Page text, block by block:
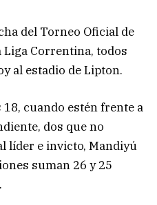
del Torneo Oficial de
Liga Correntina, todos
al estadio de Lipton.
cuando estén frente a
dos que no
líder e invicto, Mandiyú
suman 26 y 25